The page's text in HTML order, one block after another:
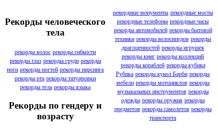
Рекорды человеческого
тела
рекорды волос рекорды гибкости
рекорды глаз рекорды груди рекорды
ноги рекорды ногтей рекорды пирсинга
рекорды рта рекорды татуировки
рекорды тела рекорды языка
Рекорды по гендеру и
возрасту
рекордные монументы рекордные мосты
рекордные телефоны рекордные часы
рекорды автомобилей рекорды бытовой
техники рекорды велосипедов рекорды
драгоценностей рекорды игрушек
рекорды книг рекорды коллекций
рекорды кораблей рекорды кубика
Рубика рекорды кукол Барби рекорды
мебели рекорды мотоциклов рекорды
музыкальных инструментов рекорды
одежды рекорды оружия рекорды
предметов рекорды самолетов рекорды
транспорта